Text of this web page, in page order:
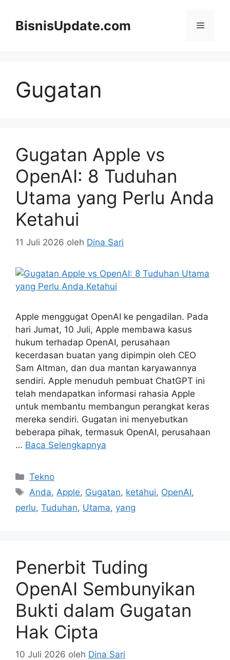
BisnisUpdate.com Menu
Gugatan
Gugatan Apple vs
OpenAI: 8 Tuduhan
Utama yang Perlu Anda
Ketahui
11 Juli 2026 oleh Dina Sari
Apple menggugat OpenAI ke pengadilan. Pada
hari Jumat, 10 Juli, Apple membawa kasus
hukum terhadap OpenAI, perusahaan
kecerdasan buatan yang dipimpin oleh CEO
Sam Altman, dan dua mantan karyawannya
sendiri. Apple menuduh pembuat ChatGPT ini
telah mendapatkan informasi rahasia Apple
untuk membantu membangun perangkat keras
mereka sendiri. Gugatan ini menyebutkan
beberapa pihak, termasuk OpenAI, perusahaan
… Baca Selengkapnya
Kategori
Tekno
Tag
Anda, Apple, Gugatan, ketahui, OpenAI,
perlu, Tuduhan, Utama, yang
Penerbit Tuding
OpenAI Sembunyikan
Bukti dalam Gugatan
Hak Cipta
10 Juli 2026 oleh Dina Sari